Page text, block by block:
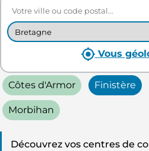
Vous
Côtes d'Armor Finistère
Morbihan
Découvrez vos centres de